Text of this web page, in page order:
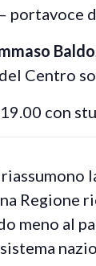
– portavoce
Baldo
Centro
con
Regione
meno al